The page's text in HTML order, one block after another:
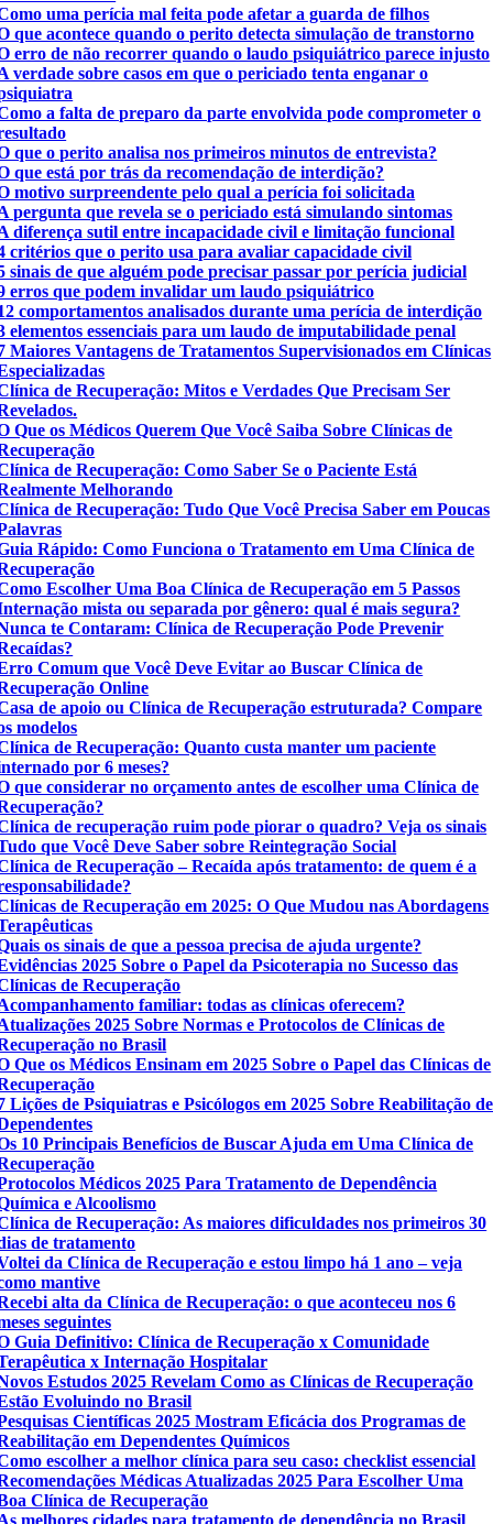
uma perícia mal feita pode afetar a guarda de filhos
que acontece quando o perito detecta simulação de transtorno
erro de não recorrer quando o laudo psiquiátrico parece injusto
verdade sobre casos em que o periciado tenta enganar o
a falta de preparo da parte envolvida pode comprometer o
que o perito analisa nos primeiros minutos de entrevista?
que está por trás da recomendação de interdição?
motivo surpreendente pelo qual a perícia foi solicitada
pergunta que revela se o periciado está simulando sintomas
diferença sutil entre incapacidade civil e limitação funcional
critérios que o perito usa para avaliar capacidade civil
sinais de que alguém pode precisar passar por perícia judicial
erros que podem invalidar um laudo psiquiátrico
comportamentos analisados durante uma perícia de interdição
elementos essenciais para um laudo de imputabilidade penal
Maiores Vantagens de Tratamentos Supervisionados em Clínicas
de Recuperação: Mitos e Verdades Que Precisam Ser
Que os Médicos Querem Que Você Saiba Sobre Clínicas de
de Recuperação: Como Saber Se o Paciente Está
Melhorando
de Recuperação: Tudo Que Você Precisa Saber em Poucas
Rápido: Como Funciona o Tratamento em Uma Clínica de
Escolher Uma Boa Clínica de Recuperação em 5 Passos
mista ou separada por gênero: qual é mais segura?
te Contaram: Clínica de Recuperação Pode Prevenir
Comum que Você Deve Evitar ao Buscar Clínica de
Online
de apoio ou Clínica de Recuperação estruturada? Compare
modelos
de Recuperação: Quanto custa manter um paciente
por 6 meses?
que considerar no orçamento antes de escolher uma Clínica de
de recuperação ruim pode piorar o quadro? Veja os sinais
que Você Deve Saber sobre Reintegração Social
de Recuperação – Recaída após tratamento: de quem é a
de Recuperação em 2025: O Que Mudou nas Abordagens
os sinais de que a pessoa precisa de ajuda urgente?
2025 Sobre o Papel da Psicoterapia no Sucesso das
de Recuperação
familiar: todas as clínicas oferecem?
2025 Sobre Normas e Protocolos de Clínicas de
no Brasil
Que os Médicos Ensinam em 2025 Sobre o Papel das Clínicas de
Lições de Psiquiatras e Psicólogos em 2025 Sobre Reabilitação de
10 Principais Benefícios de Buscar Ajuda em Uma Clínica de
Médicos 2025 Para Tratamento de Dependência
e Alcoolismo
de Recuperação: As maiores dificuldades nos primeiros 30
de tratamento
da Clínica de Recuperação e estou limpo há 1 ano – veja
mantive
alta da Clínica de Recuperação: o que aconteceu nos 6
seguintes
Guia Definitivo: Clínica de Recuperação x Comunidade
x Internação Hospitalar
Estudos 2025 Revelam Como as Clínicas de Recuperação
Evoluindo no Brasil
Científicas 2025 Mostram Eficácia dos Programas de
em Dependentes Químicos
escolher a melhor clínica para seu caso: checklist essencial
Médicas Atualizadas 2025 Para Escolher Uma
Clínica de Recuperação